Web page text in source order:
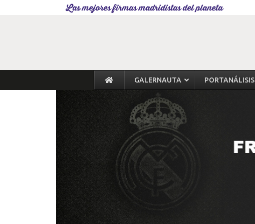
Las mejores firmas madridistas del planeta
GALERNAUTA PORTANÁLISIS